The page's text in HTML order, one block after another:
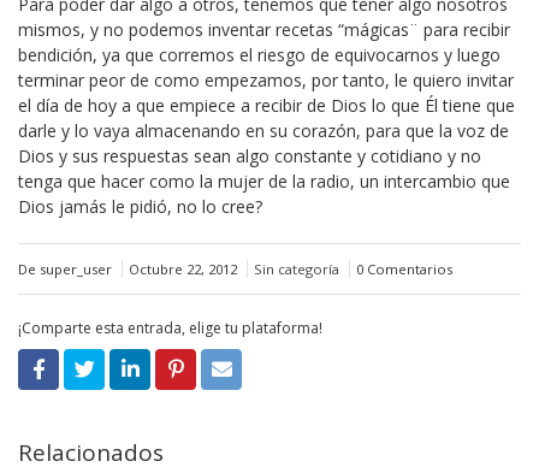
mismos, y no podemos inventar recetas “mágicas¨ para recibir
bendición, ya que corremos el riesgo de equivocarnos y luego
terminar peor de como empezamos, por tanto, le quiero invitar
el día de hoy a que empiece a recibir de Dios lo que Él tiene que
darle y lo vaya almacenando en su corazón, para que la voz de
Dios y sus respuestas sean algo constante y cotidiano y no
tenga que hacer como la mujer de la radio, un intercambio que
Dios jamás le pidió, no lo cree?
De super_user Octubre 22, 2012 Sin categoría 0 Comentarios
¡Comparte esta entrada, elige tu plataforma!
Relacionados